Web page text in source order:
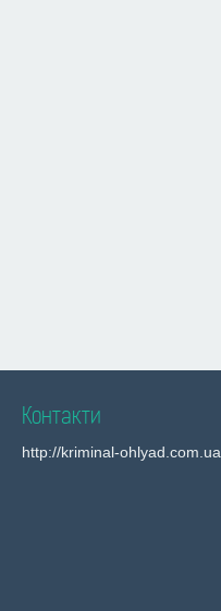
Контакти
http://kriminal-ohlyad.com.ua